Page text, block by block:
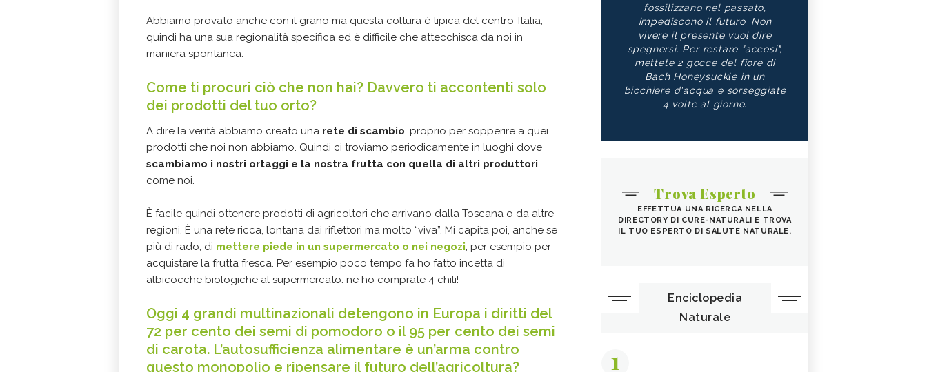
Abbiamo provato anche con il grano ma questa coltura è tipica del centro-Italia,
quindi ha una sua regionalità specifica ed è difficile che attecchisca da noi in
maniera spontanea.
Come ti procuri ciò che non hai? Davvero ti accontenti solo
dei prodotti del tuo orto?
A dire la verità abbiamo creato una rete di scambio, proprio per sopperire a quei
prodotti che noi non abbiamo. Quindi ci troviamo periodicamente in luoghi dove
scambiamo i nostri ortaggi e la nostra frutta con quella di altri produttori
come noi.
È facile quindi ottenere prodotti di agricoltori che arrivano dalla Toscana o da altre
regioni. È una rete ricca, lontana dai riflettori ma molto “viva”. Mi capita poi, anche se
più di rado, di mettere piede in un supermercato o nei negozi, per esempio per
acquistare la frutta fresca. Per esempio poco tempo fa ho fatto incetta di
albicocche biologiche al supermercato: ne ho comprate 4 chili!
Oggi 4 grandi multinazionali detengono in Europa i diritti del
72 per cento dei semi di pomodoro o il 95 per cento dei semi
di carota. L’autosufficienza alimentare è un’arma contro
questo monopolio e ripensare il futuro dell’agricoltura?
fossilizzano nel passato,
impediscono il futuro. Non
vivere il presente vuol dire
spegnersi. Per restare "accesi",
mettete 2 gocce del fiore di
Bach Honeysuckle in un
bicchiere d'acqua e sorseggiate
4 volte al giorno.
Trova Esperto
EFFETTUA UNA RICERCA NELLA
DIRECTORY DI CURE-NATURALI E TROVA
IL TUO ESPERTO DI SALUTE NATURALE.
Enciclopedia
Naturale
1